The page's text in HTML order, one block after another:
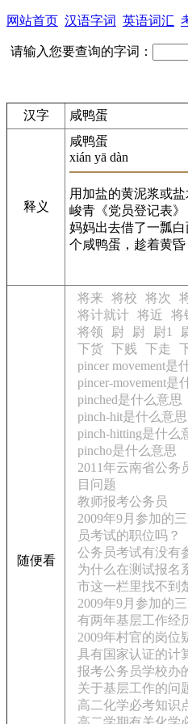
网站首页 汉语字词 英语词汇
请输入您要查询的字词：
汉字 咸鸭蛋
释义
咸鸭蛋
xián yā dàn
用加盐的黄泥浆或盐
峻青《党员登记表
妈妈出去借了一瓢
个咸鸭蛋，趁着黄
随便看
将来 将校 将次
将计就计 将近 将
将领
尉 尉 尉1
下货 下贱 下走
pincer movement是
pincer-movement是
pinched是什么意思
pinch-hit是什么意思
pinch-hitting是什么
pincho是什么意思
2011年云南省公务
目问题
教师报考公务员
2009年9月参加的
员考试的职位吗？
公务员考试有没有
为什么在测试报名
市这一栏里找不到
2009年9月参加的
有两年基层工作经
2009年村官的岗位
具有国家认证的计
报考公务员学校办
关于基层工作的问
高二化学必考知识